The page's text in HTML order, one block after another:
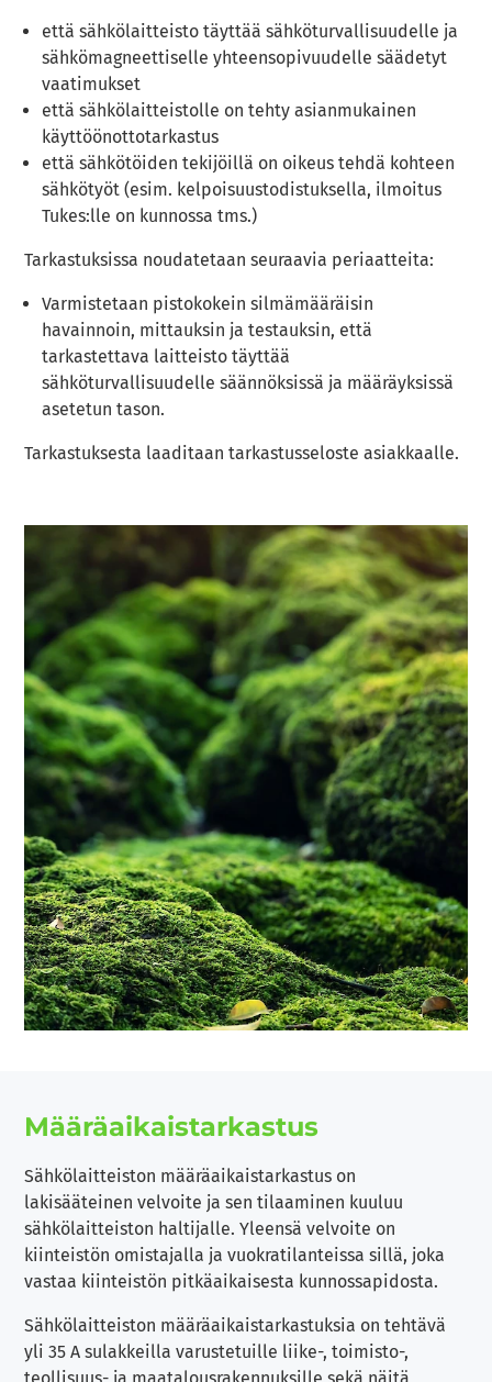
että sähkölaitteisto täyttää sähköturvallisuudelle ja
sähkömagneettiselle yhteensopivuudelle säädetyt
vaatimukset
että sähkölaitteistolle on tehty asianmukainen
käyttöönottotarkastus
että sähkötöiden tekijöillä on oikeus tehdä kohteen
sähkötyöt (esim. kelpoisuustodistuksella, ilmoitus
Tukes:lle on kunnossa tms.)
Tarkastuksissa noudatetaan seuraavia periaatteita:
Varmistetaan pistokokein silmämääräisin
havainnoin, mittauksin ja testauksin, että
tarkastettava laitteisto täyttää
sähköturvallisuudelle säännöksissä ja määräyksissä
asetetun tason.
Tarkastuksesta laaditaan tarkastusseloste asiakkaalle.
Määräaikaistarkastus
Sähkölaitteiston määräaikaistarkastus on
lakisääteinen velvoite ja sen tilaaminen kuuluu
sähkölaitteiston haltijalle. Yleensä velvoite on
kiinteistön omistajalla ja vuokratilanteissa sillä, joka
vastaa kiinteistön pitkäaikaisesta kunnossapidosta.
Sähkölaitteiston määräaikaistarkastuksia on tehtävä
yli 35 A sulakkeilla varustetuille liike-, toimisto-,
teollisuus- ja maatalousrakennuksille sekä näitä